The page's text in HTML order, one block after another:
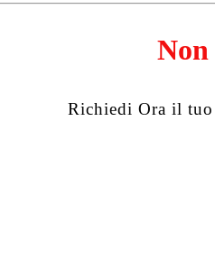
Richiedi Ora il tuo